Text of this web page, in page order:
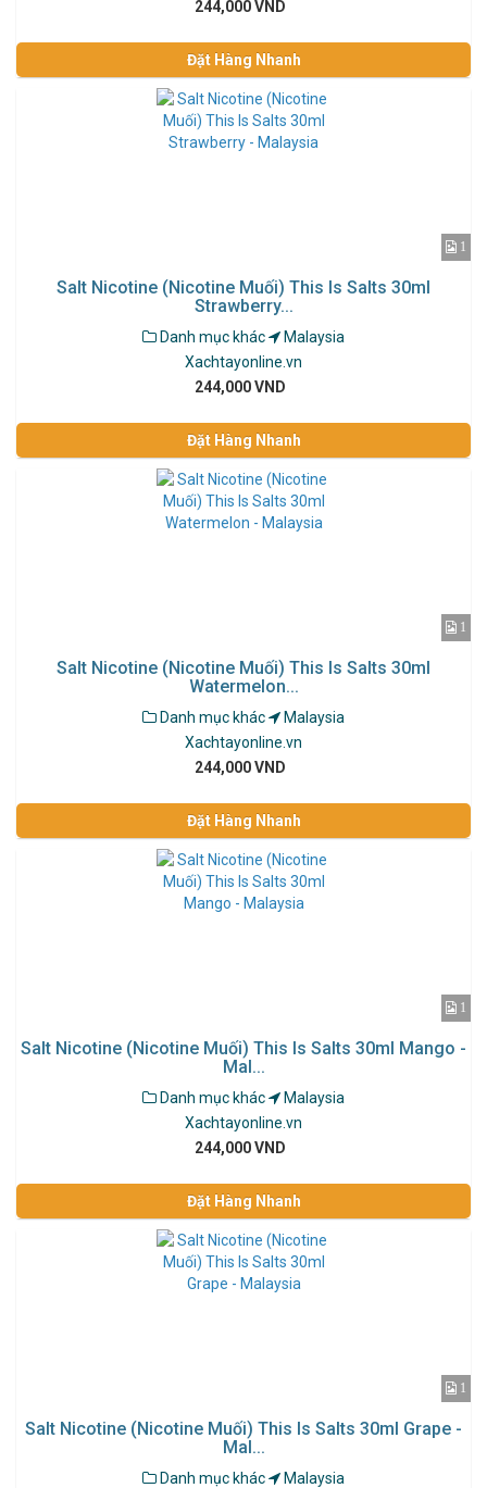
244,000 VND
Đặt Hàng Nhanh
1
Salt Nicotine (Nicotine Muối) This Is Salts 30ml
Strawberry...
Danh mục khác
Malaysia
Xachtayonline.vn
244,000 VND
Đặt Hàng Nhanh
1
Salt Nicotine (Nicotine Muối) This Is Salts 30ml
Watermelon...
Danh mục khác
Malaysia
Xachtayonline.vn
244,000 VND
Đặt Hàng Nhanh
1
Salt Nicotine (Nicotine Muối) This Is Salts 30ml Mango -
Mal...
Danh mục khác
Malaysia
Xachtayonline.vn
244,000 VND
Đặt Hàng Nhanh
1
Salt Nicotine (Nicotine Muối) This Is Salts 30ml Grape -
Mal...
Danh mục khác
Malaysia